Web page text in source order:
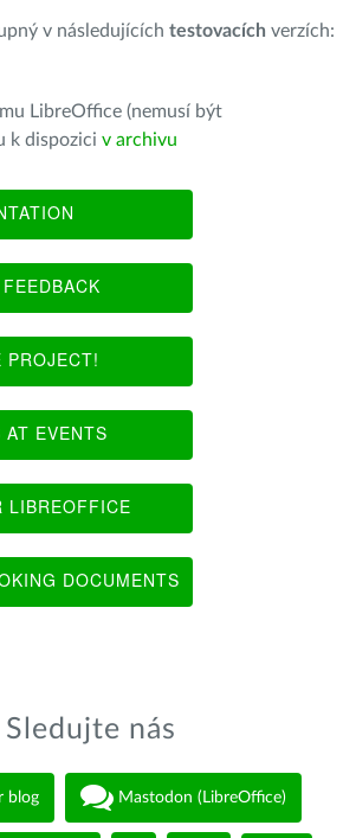
v následujících testovacích verzích:
LibreOffice (nemusí být
k dispozici v archivu
PROJECT!
AT EVENTS
LIBREOFFICE
DOCUMENTS
Sledujte nás
blog Mastodon (LibreOffice)